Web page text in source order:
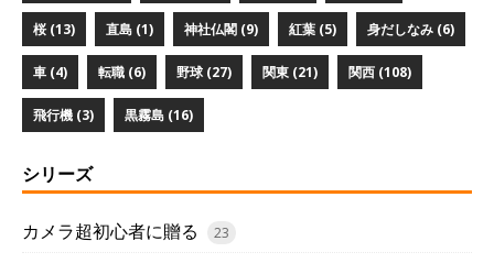
桜 (13) 直島 (1) 神社仏閣 (9) 紅葉 (5) 身だしなみ (6)
車 (4) 転職 (6) 野球 (27) 関東 (21) 関西 (108)
飛行機 (3) 黒霧島 (16)
シリーズ
カメラ超初心者に贈る 23